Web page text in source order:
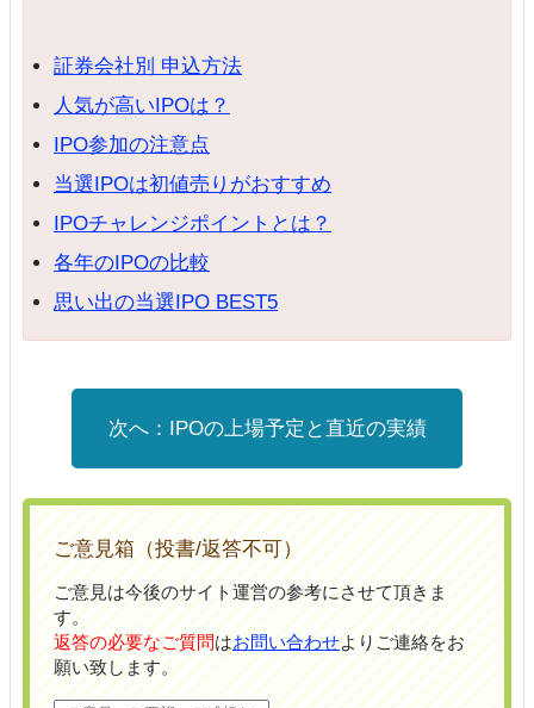
証券会社別 申込方法
人気が高いIPOは？
IPO参加の注意点
当選IPOは初値売りがおすすめ
IPOチャレンジポイントとは？
各年のIPOの比較
思い出の当選IPO BEST5
IPOの上場予定と直近の実績
ご意見箱（投書/返答不可）
ご意見は今後のサイト運営の参考にさせて頂きま
す。
返答の必要なご質問はお問い合わせよりご連絡をお
願い致します。